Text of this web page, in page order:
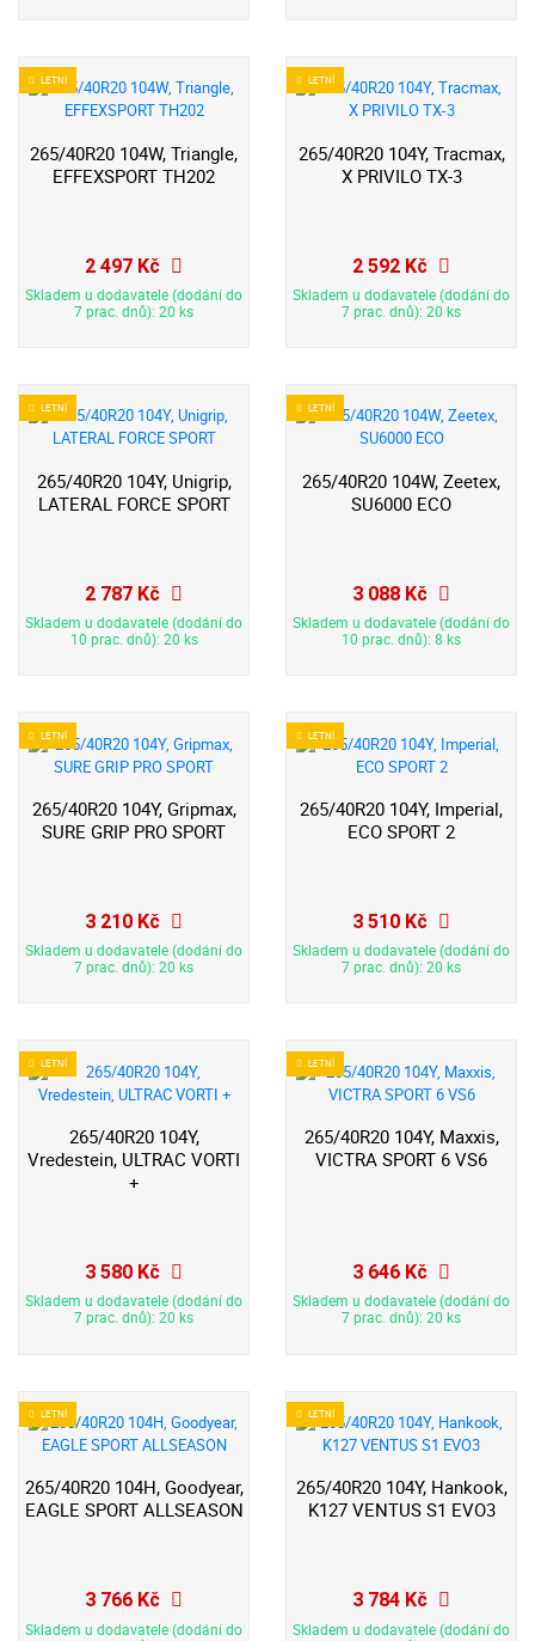
LETNÍ
265/40R20 104W, Triangle,
EFFEXSPORT TH202
2 497 Kč
Skladem u dodavatele (dodání do
7 prac. dnů): 20 ks
LETNÍ
265/40R20 104Y, Tracmax,
X PRIVILO TX-3
2 592 Kč
Skladem u dodavatele (dodání do
7 prac. dnů): 20 ks
LETNÍ
265/40R20 104Y, Unigrip,
LATERAL FORCE SPORT
2 787 Kč
Skladem u dodavatele (dodání do
10 prac. dnů): 20 ks
LETNÍ
265/40R20 104W, Zeetex,
SU6000 ECO
3 088 Kč
Skladem u dodavatele (dodání do
10 prac. dnů): 8 ks
LETNÍ
265/40R20 104Y, Gripmax,
SURE GRIP PRO SPORT
3 210 Kč
Skladem u dodavatele (dodání do
7 prac. dnů): 20 ks
LETNÍ
265/40R20 104Y, Imperial,
ECO SPORT 2
3 510 Kč
Skladem u dodavatele (dodání do
7 prac. dnů): 20 ks
LETNÍ
265/40R20 104Y,
Vredestein, ULTRAC VORTI
+
3 580 Kč
Skladem u dodavatele (dodání do
7 prac. dnů): 20 ks
LETNÍ
265/40R20 104Y, Maxxis,
VICTRA SPORT 6 VS6
3 646 Kč
Skladem u dodavatele (dodání do
7 prac. dnů): 20 ks
LETNÍ
265/40R20 104H, Goodyear,
EAGLE SPORT ALLSEASON
3 766 Kč
Skladem u dodavatele (dodání do
LETNÍ
265/40R20 104Y, Hankook,
K127 VENTUS S1 EVO3
3 784 Kč
Skladem u dodavatele (dodání do